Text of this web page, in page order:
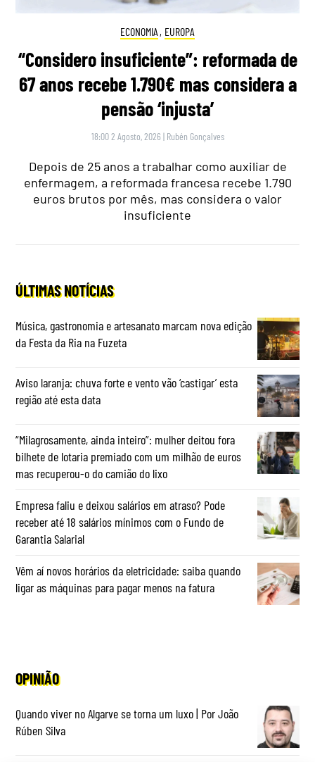
ECONOMIA , EUROPA
“Considero insuficiente”: reformada de
67 anos recebe 1.790€ mas considera a
pensão ‘injusta’
18:00 2 Agosto, 2026 | Rubén Gonçalves
Depois de 25 anos a trabalhar como auxiliar de
enfermagem, a reformada francesa recebe 1.790
euros brutos por mês, mas considera o valor
insuficiente
ÚLTIMAS NOTÍCIAS
Música, gastronomia e artesanato marcam nova edição
da Festa da Ria na Fuzeta
Aviso laranja: chuva forte e vento vão ‘castigar’ esta
região até esta data
“Milagrosamente, ainda inteiro”: mulher deitou fora
bilhete de lotaria premiado com um milhão de euros
mas recuperou-o do camião do lixo
Empresa faliu e deixou salários em atraso? Pode
receber até 18 salários mínimos com o Fundo de
Garantia Salarial
Vêm aí novos horários da eletricidade: saiba quando
ligar as máquinas para pagar menos na fatura
OPINIÃO
Quando viver no Algarve se torna um luxo | Por João
Rúben Silva